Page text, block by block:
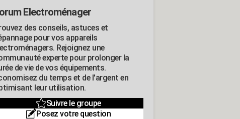
Electroménager
des conseils, astuces et
pour vos appareils
Rejoignez une
experte pour prolonger la
de vie de vos équipements.
du temps et de l'argent en
leur utilisation.
Suivre le groupe
Posez votre question